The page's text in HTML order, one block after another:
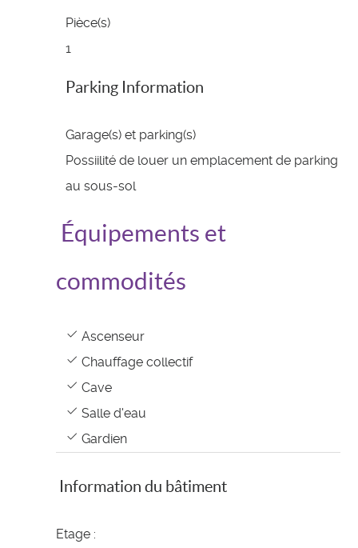
Pièce(s)
1
Parking Information
Garage(s) et parking(s)
Possiilité de louer un emplacement de parking
au sous-sol
Équipements et
commodités
Ascenseur
Chauffage collectif
Cave
Salle d'eau
Gardien
Information du bâtiment
Etage :